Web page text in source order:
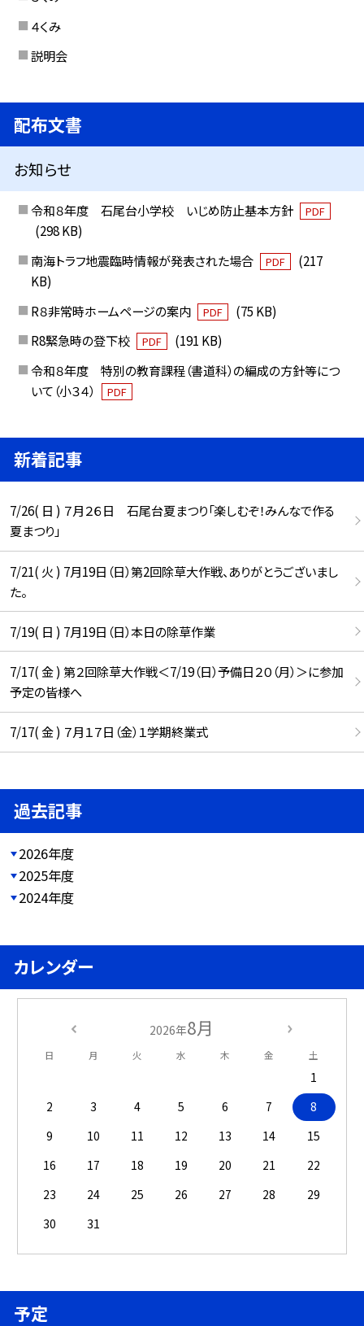
４くみ
説明会
配布文書
お知らせ
令和８年度 石尾台小学校 いじめ防止基本方針 PDF
(298 KB)
南海トラフ地震臨時情報が発表された場合
PDF
(217
KB)
R８非常時ホームページの案内
PDF
(75 KB)
R8緊急時の登下校
PDF
(191 KB)
令和８年度 特別の教育課程（書道科）の編成の方針等につ
いて（小３４）
PDF
新着記事
7/26( 日 ) ７月２６日 石尾台夏まつり「楽しむぞ！みんなで作る
夏まつり」
7/21( 火 ) 7月19日（日）第2回除草大作戦、ありがとうございまし
た。
7/19( 日 ) 7月19日（日）本日の除草作業
7/17( 金 ) 第２回除草大作戦＜7/19（日）予備日２０（月）＞に参加
予定の皆様へ
7/17( 金 ) ７月１７日（金）１学期終業式
過去記事
2026年度
2025年度
2024年度
カレンダー
2026年8月
日 月 火 水 木 金 土
1
2
3 4 5 6 7
8
9
10 11 12 13 14
15
16
17 18 19 20 21
22
23
24 25 26 27 28
29
30
31
予定